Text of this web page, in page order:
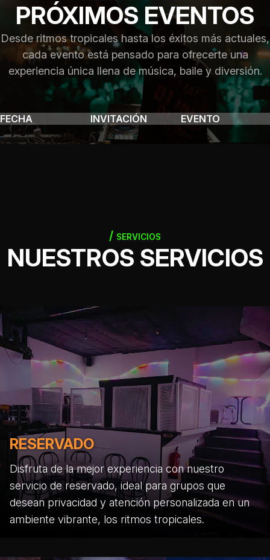
PRÓXIMOS EVENTOS
Desde ritmos tropicales hasta los éxitos más actuales,
cada evento está pensado para ofrecerte una
experiencia única llena de música, baile y diversión.
FECHA INVITACIÓN EVENTO
SERVICIOS
NUESTROS SERVICIOS
RESERVADO
Disfruta de la mejor experiencia con nuestro
servicio de reservado, ideal para grupos que
desean privacidad y atención personalizada en un
ambiente vibrante, los ritmos tropicales.